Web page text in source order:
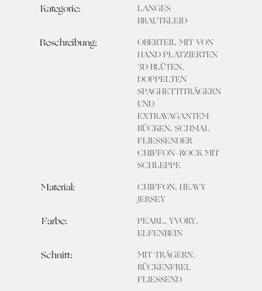
Kategorie:
LANGES
BRAUTKLEID
Beschreibung:
OBERTEIL MIT VON
HAND PLATZIERTEN
3D BLÜTEN,
DOPPELTEN
SPAGHETTITRÄGERN
UND
EXTRAVAGANTEM
RÜCKEN, SCHMAL
FLIESSENDER C
HIFFON-ROCK MIT S
CHLEPPE
Material:
CHIFFON, HEAVY
JERSEY
Farbe:
PEARL, YVORY,
ELFENBEIN
Schnitt:
MIT TRÄGERN,
RÜCKENFREI,
FLIESSEND